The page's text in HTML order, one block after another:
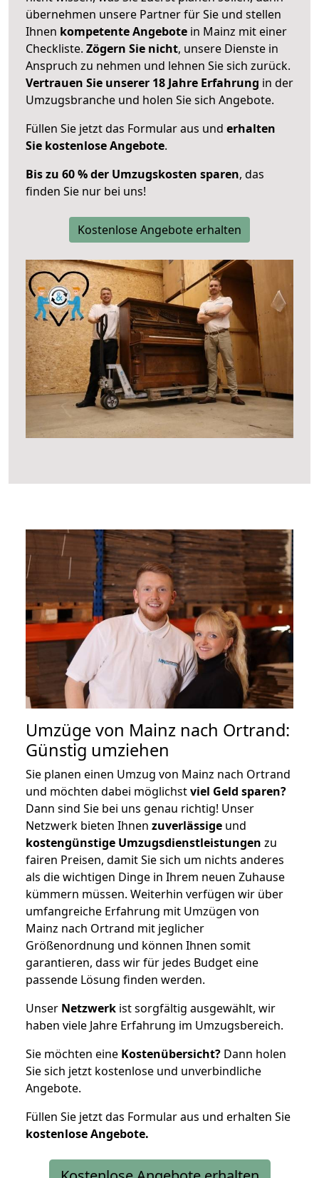
übernehmen unsere Partner für Sie und stellen
Ihnen kompetente Angebote in Mainz mit einer
Checkliste. Zögern Sie nicht, unsere Dienste in
Anspruch zu nehmen und lehnen Sie sich zurück.
Vertrauen Sie unserer 18 Jahre Erfahrung in der
Umzugsbranche und holen Sie sich Angebote.
Füllen Sie jetzt das Formular aus und erhalten
Sie kostenlose Angebote.
Bis zu 60 % der Umzugskosten sparen, das
finden Sie nur bei uns!
Kostenlose Angebote erhalten
Umzüge von Mainz nach Ortrand:
Günstig umziehen
Sie planen einen Umzug von Mainz nach Ortrand
und möchten dabei möglichstviel Geld sparen?
Dann sind Sie bei uns genau richtig! Unser
Netzwerk bieten Ihnen zuverlässige und
kostengünstige Umzugsdienstleistungen zu
fairen Preisen, damit Sie sich um nichts anderes
als die wichtigen Dinge in Ihrem neuen Zuhause
kümmern müssen. Weiterhin verfügen wir über
umfangreiche Erfahrung mit Umzügen von
Mainz nach Ortrand mit jeglicher
Größenordnung und können Ihnen somit
garantieren, dass wir für jedes Budget eine
passende Lösung finden werden.
Unser Netzwerk ist sorgfältig ausgewählt, wir
haben viele Jahre Erfahrung im Umzugsbereich.
Sie möchten eine Kostenübersicht? Dann holen
Sie sich jetzt kostenlose und unverbindliche
Angebote.
Füllen Sie jetzt das Formular aus und erhalten Sie
kostenloseAngebote.